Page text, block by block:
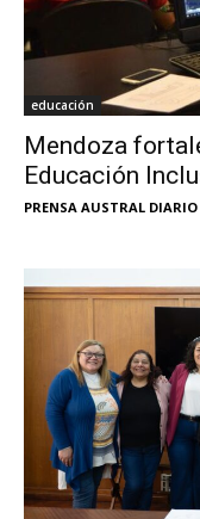
educación
Mendoza
Educación
PRENSA AUSTRAL DIARIO